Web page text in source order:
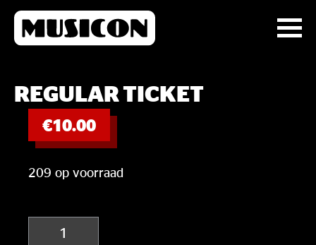
REGULAR TICKET
€10.00
209 op voorraad
REGULAR
TICKET